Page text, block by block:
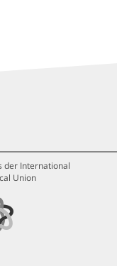
der International
Union